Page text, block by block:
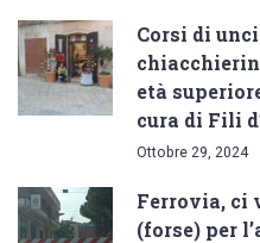
Corsi di
età
cura di Fili
Ottobre 29, 2024
Ferrovia, ci
(forse) per